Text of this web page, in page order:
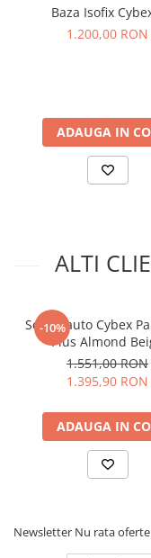
Scutul de protectie
distribuind forta pe
presiunea asupra
de centuri. Copiii
restrang libertatea
siguranta si confort.
secunde
Baza Isofix
1.200,00 RON
ADAUGA IN
ALTI
-10%
Scaun auto Cybex
Plus Almond
1.551,00 RON
1.395,90 RON
ADAUGA IN
Newsletter Nu rata